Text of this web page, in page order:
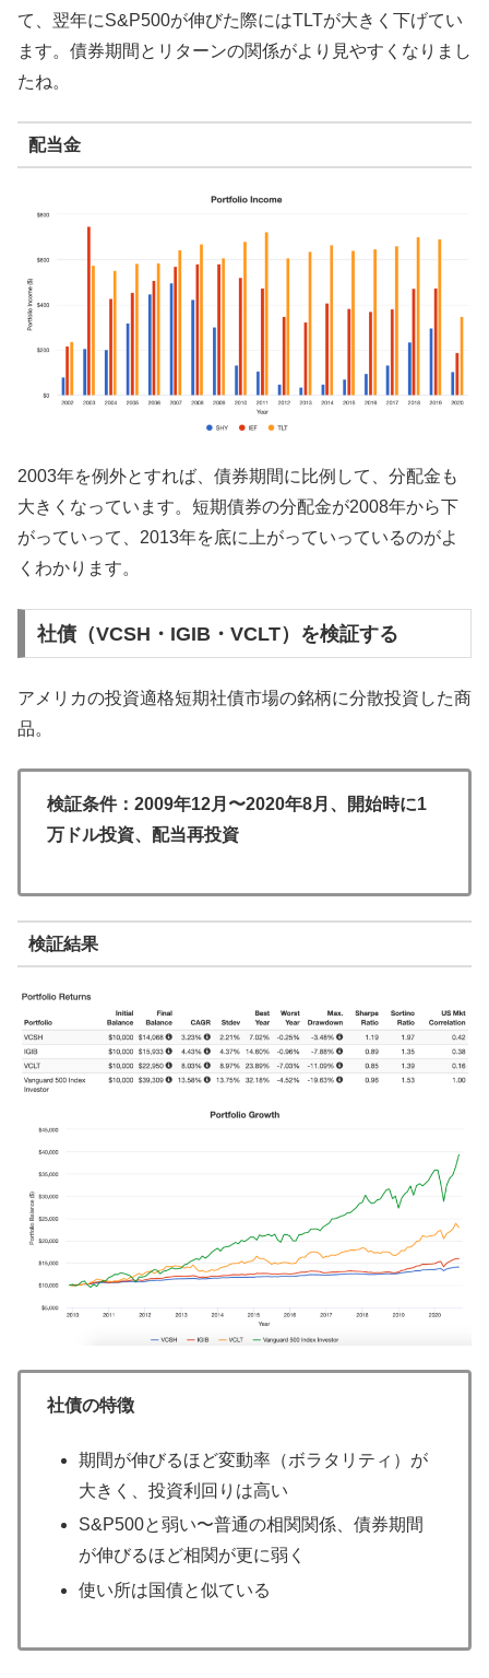
て、翌年にS&P500が伸びた際にはTLTが大きく下げてい
ます。債券期間とリターンの関係がより見やすくなりまし
たね。
配当金
2003年を例外とすれば、債券期間に比例して、分配金も
大きくなっています。短期債券の分配金が2008年から下
がっていって、2013年を底に上がっていっているのがよ
くわかります。
社債（VCSH・IGIB・VCLT）を検証する
アメリカの投資適格短期社債市場の銘柄に分散投資した商
品。
検証条件：2009年12月〜2020年8月、開始時に1
万ドル投資、配当再投資
検証結果
社債の特徴
期間が伸びるほど変動率（ボラタリティ）が
大きく、投資利回りは高い
S&P500と弱い〜普通の相関関係、債券期間
が伸びるほど相関が更に弱く
使い所は国債と似ている